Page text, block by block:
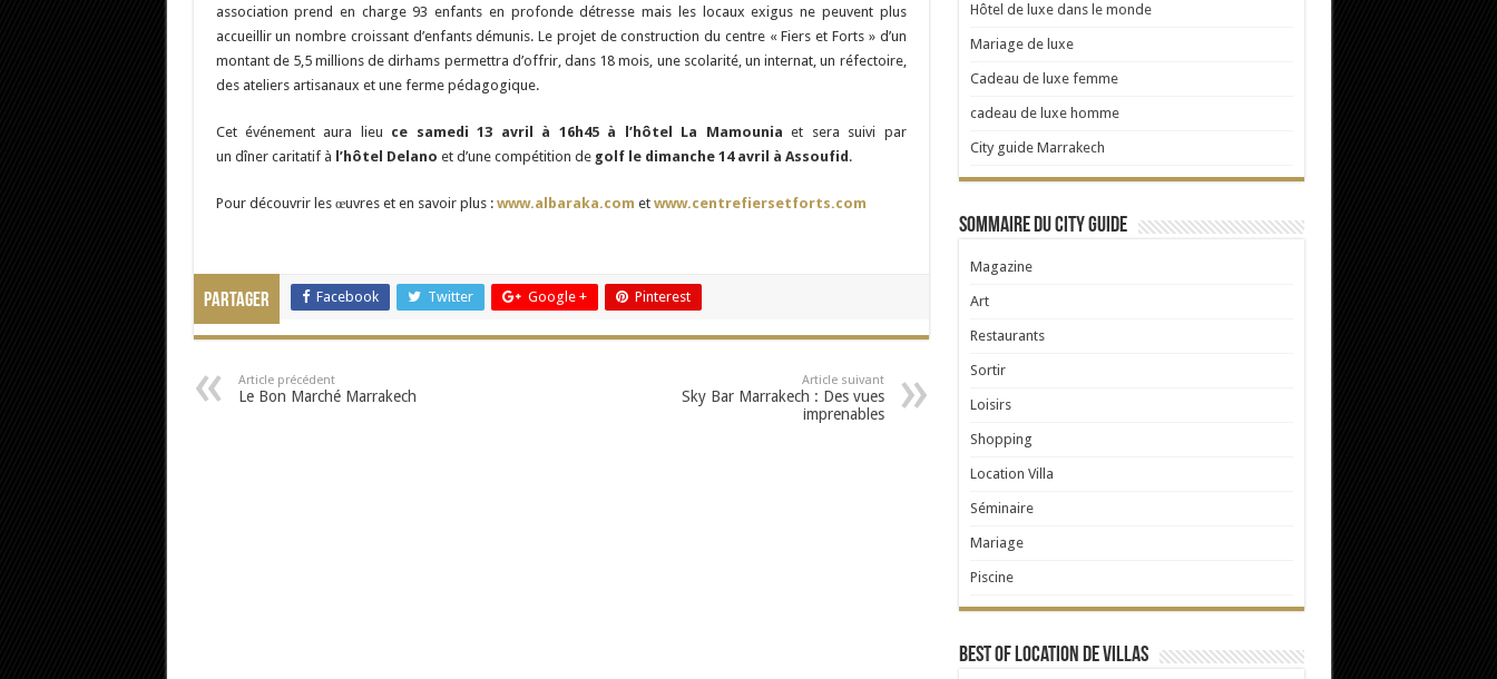
association prend en charge 93 enfants en profonde détresse mais les locaux exigus ne peuvent plus
accueillir un nombre croissant d’enfants démunis. Le projet de construction du centre « Fiers et Forts » d’un
montant de 5,5 millions de dirhams permettra d’offrir, dans 18 mois, une scolarité, un internat, un réfectoire,
des ateliers artisanaux et une ferme pédagogique.
Cet événement aura lieu ce samedi 13 avril à 16h45 à l’hôtel La Mamouniaet sera suivi par
un dîner caritatif à l’hôtel Delano et d’une compétition de golf le dimanche 14 avril à Assoufid .
Pour découvrir les œuvres et en savoir plus : www.albaraka.com et www.centrefiersetforts.com
Partager Facebook Twitter Google + Pinterest
Article précédent
Le Bon Marché Marrakech
Article suivant
Sky Bar Marrakech : Des vues
imprenables
Hôtel de luxe dans le monde
Mariage de luxe
Cadeau de luxe femme
cadeau de luxe homme
City guide Marrakech
Sommaire du City Guide
Magazine
Art
Restaurants
Sortir
Loisirs
Shopping
Location Villa
Séminaire
Mariage
Piscine
Best Of Location de Villas